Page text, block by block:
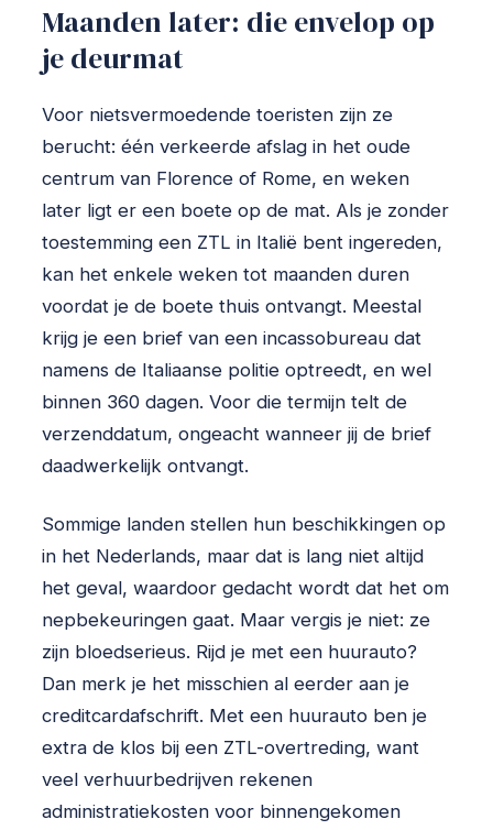
Maanden later: die envelop op
je deurmat
Voor nietsvermoedende toeristen zijn ze
berucht: één verkeerde afslag in het oude
centrum van Florence of Rome, en weken
later ligt er een boete op de mat. Als je zonder
toestemming een ZTL in Italië bent ingereden,
kan het enkele weken tot maanden duren
voordat je de boete thuis ontvangt. Meestal
krijg je een brief van een incassobureau dat
namens de Italiaanse politie optreedt, en wel
binnen 360 dagen. Voor die termijn telt de
verzenddatum, ongeacht wanneer jij de brief
daadwerkelijk ontvangt.
Sommige landen stellen hun beschikkingen op
in het Nederlands, maar dat is lang niet altijd
het geval, waardoor gedacht wordt dat het om
nepbekeuringen gaat. Maar vergis je niet: ze
zijn bloedserieus. Rijd je met een huurauto?
Dan merk je het misschien al eerder aan je
creditcardafschrift. Met een huurauto ben je
extra de klos bij een ZTL-overtreding, want
veel verhuurbedrijven rekenen
administratiekosten voor binnengekomen